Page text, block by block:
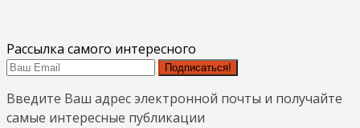
Рассылка самого интересного
Подписаться!
Введите Ваш адрес электронной почты и получайте
самые интересные публикации